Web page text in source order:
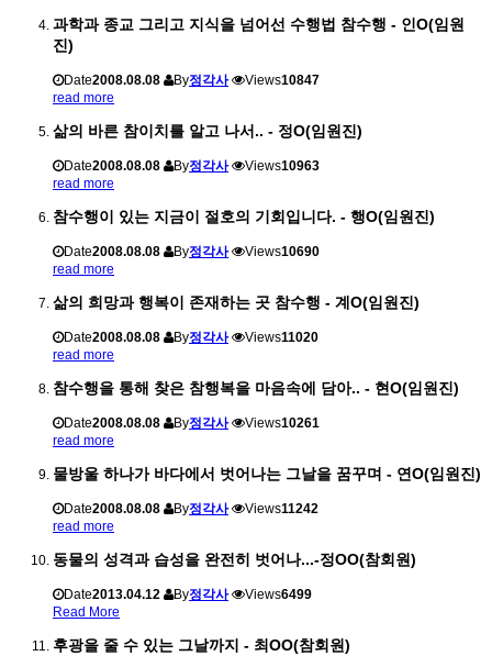
과학과 종교 그리고 지식을 넘어선 수행법 참수행 - 인O(임원
진)
Date2008.08.08 By정각사 Views10847
read more
삶의 바른 참이치를 알고 나서.. - 정O(임원진)
Date2008.08.08 By정각사 Views10963
read more
참수행이 있는 지금이 절호의 기회입니다. - 행O(임원진)
Date2008.08.08 By정각사 Views10690
read more
삶의 희망과 행복이 존재하는 곳 참수행 - 계O(임원진)
Date2008.08.08 By정각사 Views11020
read more
참수행을 통해 찾은 참행복을 마음속에 담아.. - 현O(임원진)
Date2008.08.08 By정각사 Views10261
read more
물방울 하나가 바다에서 벗어나는 그날을 꿈꾸며 - 연O(임원진)
Date2008.08.08 By정각사 Views11242
read more
동물의 성격과 습성을 완전히 벗어나...-정OO(참회원)
Date2013.04.12 By정각사 Views6499
Read More
후광을 줄 수 있는 그날까지 - 최OO(참회원)